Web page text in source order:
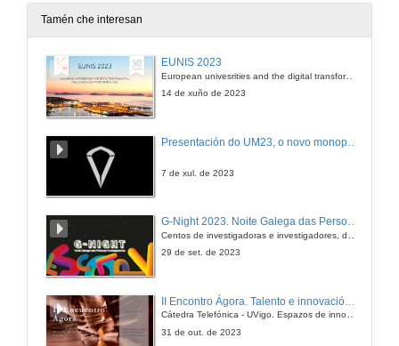
29 de abr. de 2016
Cociñando o futuro
Proxecto de Laura Fandiño, Mar Ferreira, Antonio García e Victor Rodríguez
Proxecto de Desiree Gil, David A. Baptista, Eugenia Crespo, Jose Rodríguez
E por riba mánchaste!
Proxecto de Eduardo Alonso, Eva María Bastos, Alba Ferreiro, Arabia Garrido
Tamén che interesan
EUNIS 2023
European univesrities and the digital transformation: challenges and opportunities ahead
14 de xuño de 2023
7 de xul. de 2023
G-Night 2023. Noite Galega das Persoas Investigadoras. Conciencias creativas
29 de set. de 2023
Cátedra Telefónica - UVigo. Espazos de innovación
31 de out. de 2023